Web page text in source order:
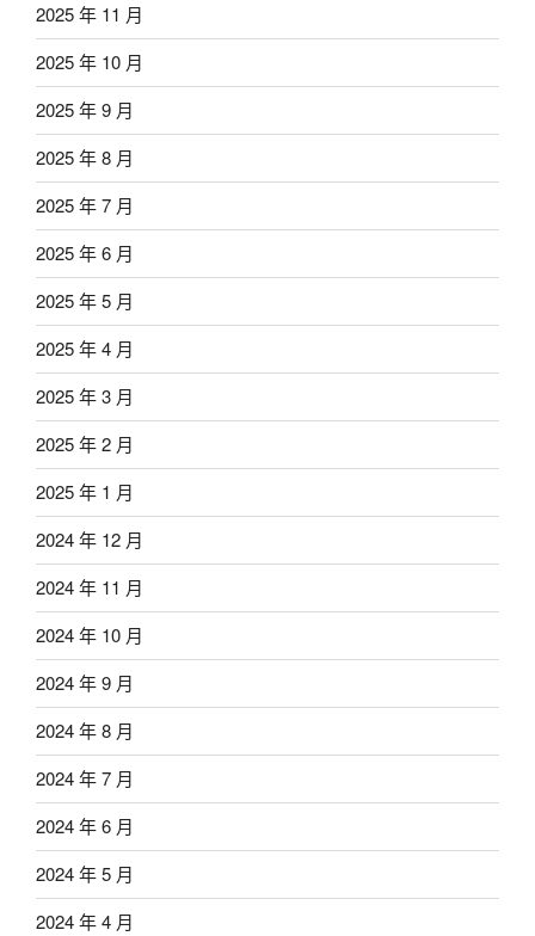
2025 年 11 月
2025 年 10 月
2025 年 9 月
2025 年 8 月
2025 年 7 月
2025 年 6 月
2025 年 5 月
2025 年 4 月
2025 年 3 月
2025 年 2 月
2025 年 1 月
2024 年 12 月
2024 年 11 月
2024 年 10 月
2024 年 9 月
2024 年 8 月
2024 年 7 月
2024 年 6 月
2024 年 5 月
2024 年 4 月